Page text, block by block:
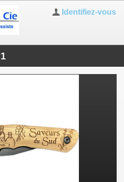
Identifiez-vous